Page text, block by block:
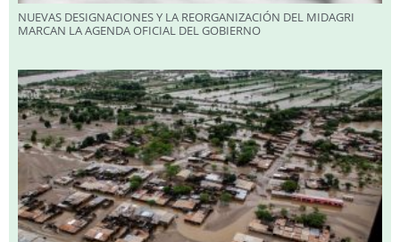
NUEVAS DESIGNACIONES Y LA REORGANIZACIÓN DEL MIDAGRI
MARCAN LA AGENDA OFICIAL DEL GOBIERNO